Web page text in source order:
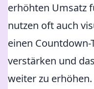
erhöhten Umsatz
nutzen oft auch
einen
verstärken und
weiter zu erhöhen.